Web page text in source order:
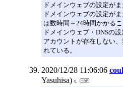
ドメインウェブの設定が
ドメインウェブの設定が
は数時間～24時間かかる
ドメインウェブ・DNSの設
アカウントが存在しない
れている。
2020/12/28 11:06:06
Yasuhisa)